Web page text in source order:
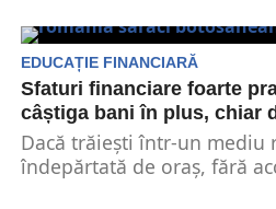
EDUCAȚIE FINANCIARĂ
Sfaturi financiare foarte
câștiga bani în plus, chiar
Dacă trăiești într-un mediu
îndepărtată de oraș, fără